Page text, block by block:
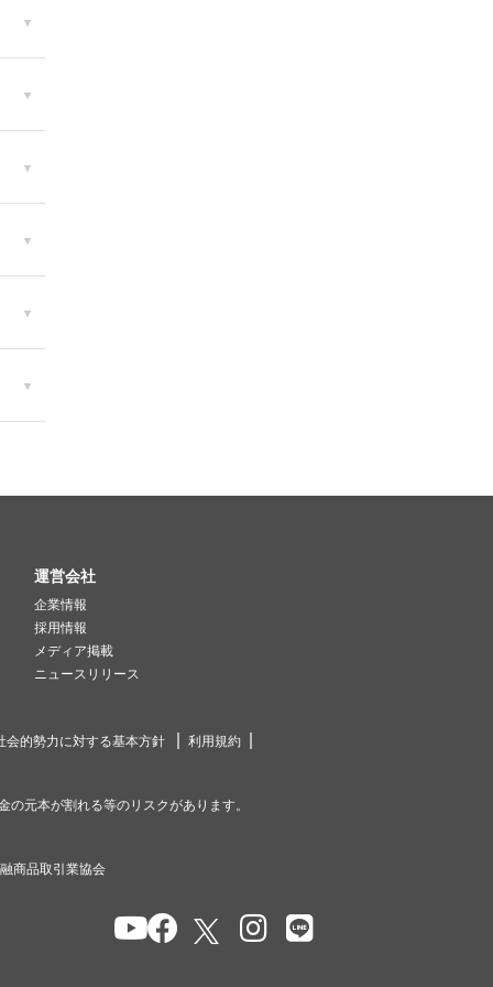
運営会社
企業情報
採用情報
メディア掲載
ニュースリリース
会的勢力に対する基本方針 利用規約
元本が割れる等のリスクがあります。
商品取引業協会